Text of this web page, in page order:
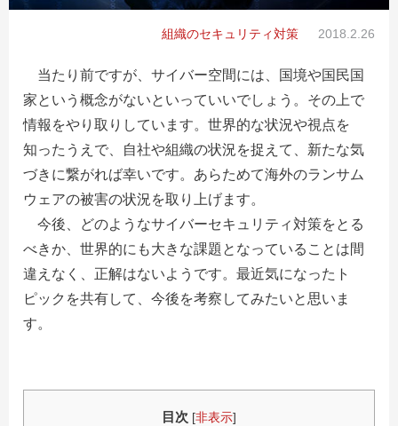
組織のセキュリティ対策 2018.2.26
当たり前ですが、サイバー空間には、国境や国民国
家という概念がないといっていいでしょう。その上で
情報をやり取りしています。世界的な状況や視点を
知ったうえで、自社や組織の状況を捉えて、新たな気
づきに繋がれば幸いです。あらためて海外のランサム
ウェアの被害の状況を取り上げます。
今後、どのようなサイバーセキュリティ対策をとる
べきか、世界的にも大きな課題となっていることは間
違えなく、正解はないようです。最近気になったト
ピックを共有して、今後を考察してみたいと思いま
す。
目次 [非表示]